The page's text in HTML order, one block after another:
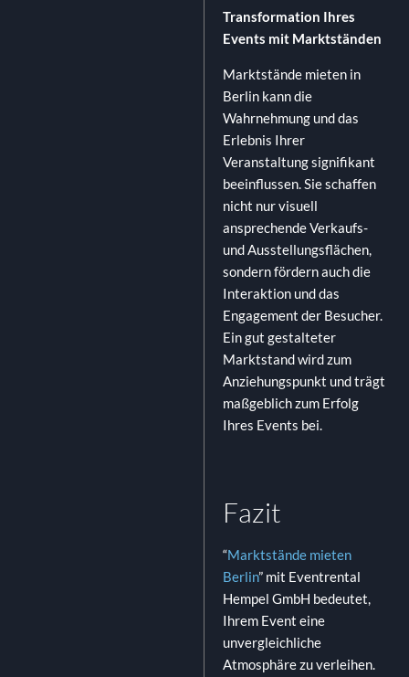
Transformation Ihres
Events mit Marktständen
Marktstände mieten in
Berlin kann die
Wahrnehmung und das
Erlebnis Ihrer
Veranstaltung signifikant
beeinflussen. Sie schaffen
nicht nur visuell
ansprechende Verkaufs-
und Ausstellungsflächen,
sondern fördern auch die
Interaktion und das
Engagement der Besucher.
Ein gut gestalteter
Marktstand wird zum
Anziehungspunkt und trägt
maßgeblich zum Erfolg
Ihres Events bei.
Fazit
“Marktstände mieten
Berlin” mit Eventrental
Hempel GmbH bedeutet,
Ihrem Event eine
unvergleichliche
Atmosphäre zu verleihen.